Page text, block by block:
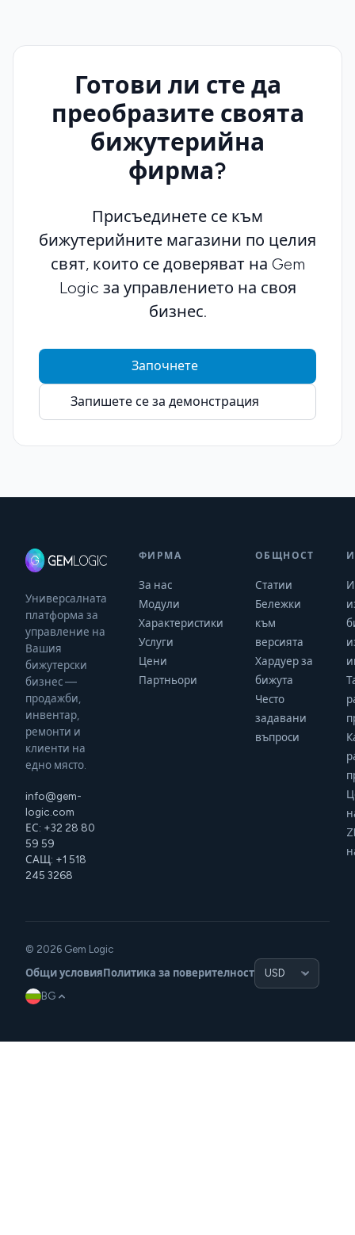
Готови ли сте да
преобразите своята
бижутерийна
фирма?
Присъединете се към
бижутерийните магазини по целия
свят, които се доверяват на Gem
Logic за управлението на своя
бизнес.
Започнете
Запишете се за демонстрация
Универсалната
платформа за
управление на
Вашия
бижутерски
бизнес —
продажби,
инвентар,
ремонти и
клиенти на
едно място.
info@gem-
logic.com
ЕС: +32 28 80
59 59
САЩ: +1 518
245 3268
ФИРМА
За нас
Модули
Характеристики
Услуги
Цени
Партньори
ОБЩНОСТ
Статии
Бележки
към
версията
Хардуер за
бижута
Често
задавани
въпроси
© 2026 Gem Logic
Общи условия Политика за поверителност
BG